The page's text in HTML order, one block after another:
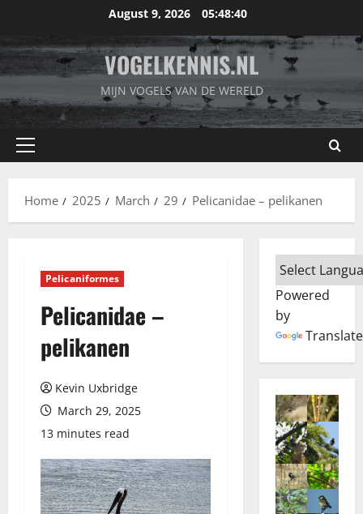
content
August 9, 2026 05:48:41
VOGELKENNIS.NL
MIJN VOGELS VAN DE WERELD
Primary
Home
2025 March 29 Pelicanidae – pelikanen
Pelicaniformes
Pelicanidae –
pelikanen
Kevin Uxbridge
March 29, 2025
13 minutes read
Powered
by
Translate